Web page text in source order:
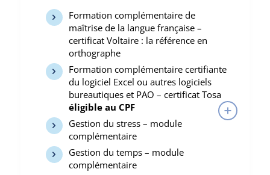
Formation complémentaire de
maîtrise de la langue française –
certificat Voltaire : la référence en
orthographe
Formation complémentaire certifiante
du logiciel Excel ou autres logiciels
bureautiques et PAO – certificat Tosa
éligible au CPF
Gestion du stress – module
complémentaire
Gestion du temps – module
complémentaire